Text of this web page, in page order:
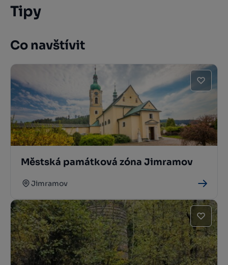
Tipy
Co navštívit
Městská památková zóna Jimramov
Jimramov